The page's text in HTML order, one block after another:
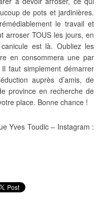
de pots et jardinières.
le travail et
arroser TOUS les jours, en
est là. Oubliez les
en consommera une par
faut simplement démarrer
auprès d’amis, de
province en recherche de
place. Bonne chance !
Yves Toudic – Instagram :